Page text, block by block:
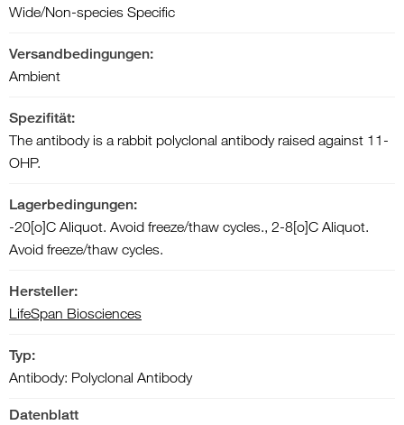
Wide/Non-species Specific
Versandbedingungen:
Ambient
Spezifität:
The antibody is a rabbit polyclonal antibody raised against 11-
OHP.
Lagerbedingungen:
-20[o]C Aliquot. Avoid freeze/thaw cycles., 2-8[o]C Aliquot.
Avoid freeze/thaw cycles.
Hersteller:
LifeSpan Biosciences
Typ:
Antibody: Polyclonal Antibody
Datenblatt